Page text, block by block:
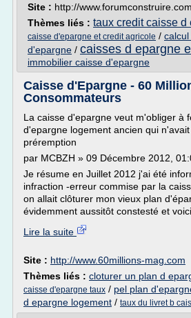
Site : http://www.forumconstruire.com
Thèmes liés : taux credit caisse d
caisse d'epargne et credit agricole /
d'epargne / caisses d epargne
immobilier caisse d'epargne
Caisse d'Epargne - 60
Consommateurs
La caisse d'epargne veut m'obliger à
d'epargne logement ancien qui
préremption
par MCBZH » 09 Décembre 2012,
Je résume en Juillet 2012 j'ai été
infraction -erreur commise par la
on allait clôturer mon vieux plan
évidemment aussitôt constesté et voici
Lire la suite
Site : http://www.60millions-mag.com
Thèmes liés : cloturer un plan d
caisse d'epargne taux / pel plan
d epargne logement / taux du livret b